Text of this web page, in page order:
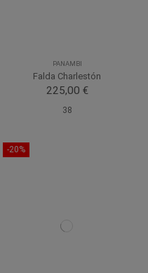
PANAMBI
Falda Charlestón
225,00 €
38
-20%